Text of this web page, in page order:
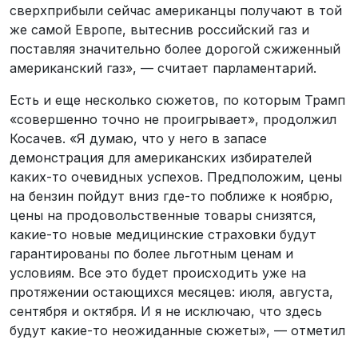
сверхприбыли сейчас американцы получают в той
же самой Европе, вытеснив российский газ и
поставляя значительно более дорогой сжиженный
американский газ», — считает парламентарий.
Есть и еще несколько сюжетов, по которым Трамп
«совершенно точно не проигрывает», продолжил
Косачев. «Я думаю, что у него в запасе
демонстрация для американских избирателей
каких-то очевидных успехов. Предположим, цены
на бензин пойдут вниз где-то поближе к ноябрю,
цены на продовольственные товары снизятся,
какие-то новые медицинские страховки будут
гарантированы по более льготным ценам и
условиям. Все это будет происходить уже на
протяжении остающихся месяцев: июля, августа,
сентября и октября. И я не исключаю, что здесь
будут какие-то неожиданные сюжеты», — отметил